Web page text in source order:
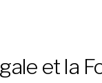
et la